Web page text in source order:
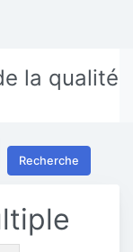
la qualité
Recherche